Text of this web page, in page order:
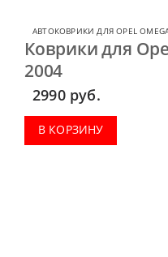
АВТОКОВРИКИ ДЛЯ OPEL
Коврики для
2004
2990 руб.
В КОРЗИНУ